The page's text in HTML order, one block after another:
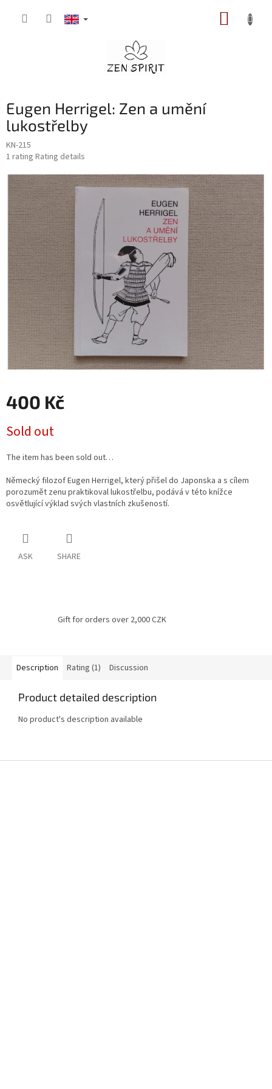
Eugen Herrigel: Zen a umění
lukostřelby
KN-215
The
product
rating
is
5,0
out
of
5
stars.
1 rating Rating details
400 Kč
price:
Sold out
The item has been sold out…
Německý filozof Eugen Herrigel, který přišel do Japonska a s cílem
porozumět zenu praktikoval lukostřelbu, podává v této knížce
osvětlující výklad svých vlastních zkušeností.
ASK SHARE
Gift for orders over 2,000 CZK
Description Rating (1) Discussion
Product detailed description
No product's description available